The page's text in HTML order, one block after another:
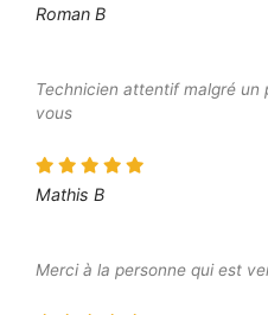
Roman B
Technicien attentif malgré
vous
Mathis B
Merci à la personne qui est